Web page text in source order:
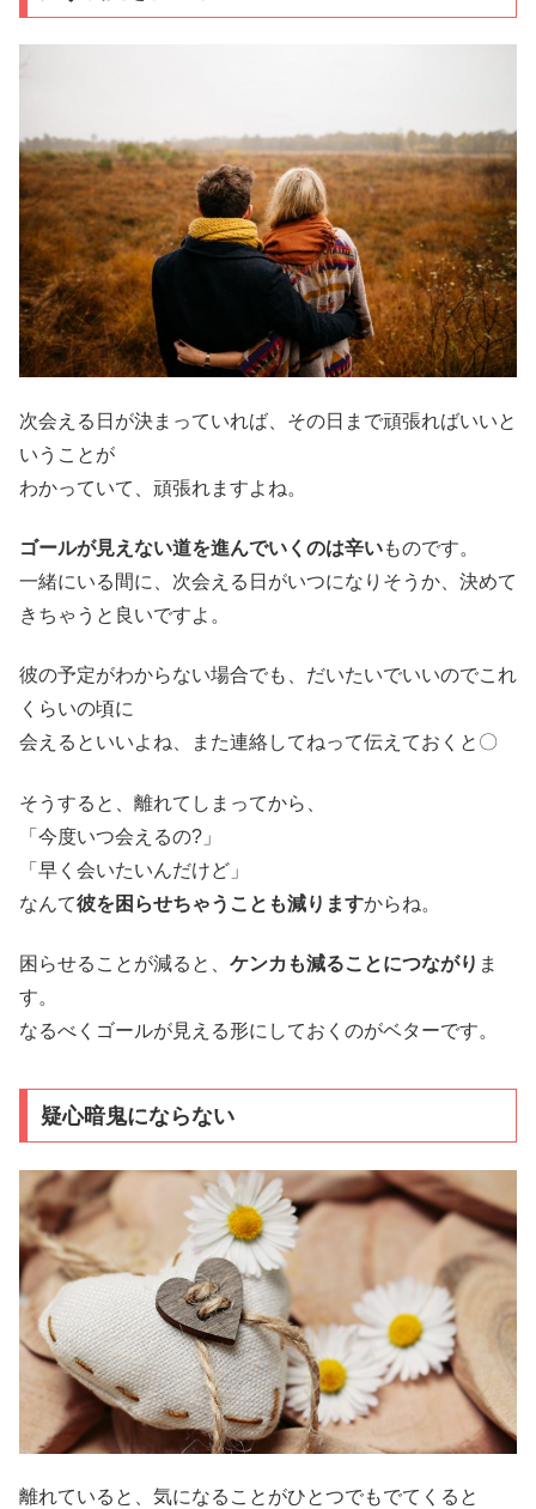
次会える日が決まっていれば、その日まで頑張ればいいと
いうことが
わかっていて、頑張れますよね。
ゴールが見えない道を進んでいくのは辛いものです。
一緒にいる間に、次会える日がいつになりそうか、決めて
きちゃうと良いですよ。
彼の予定がわからない場合でも、だいたいでいいのでこれ
くらいの頃に
会えるといいよね、また連絡してねって伝えておくと〇
そうすると、離れてしまってから、
「今度いつ会えるの?」
「早く会いたいんだけど」
なんて彼を困らせちゃうことも減りますからね。
困らせることが減ると、 ケンカも減ることにつながり ま
す。
なるべくゴールが見える形にしておくのがベターです。
疑心暗鬼にならない
離れていると、気になることがひとつでもでてくると